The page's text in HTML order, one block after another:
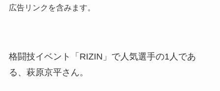
広告リンクを含みます。
格闘技イベント「RIZIN」で人気選手の1人であ
る、萩原京平さん。